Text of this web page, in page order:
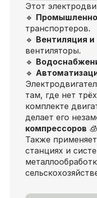
Этот
🔹
транспортеров.
🔹 Вентиляция
вентиляторы.
🔹
🔹
там, где нет
комплекте
делает его
компрессоров
Также
станциях и